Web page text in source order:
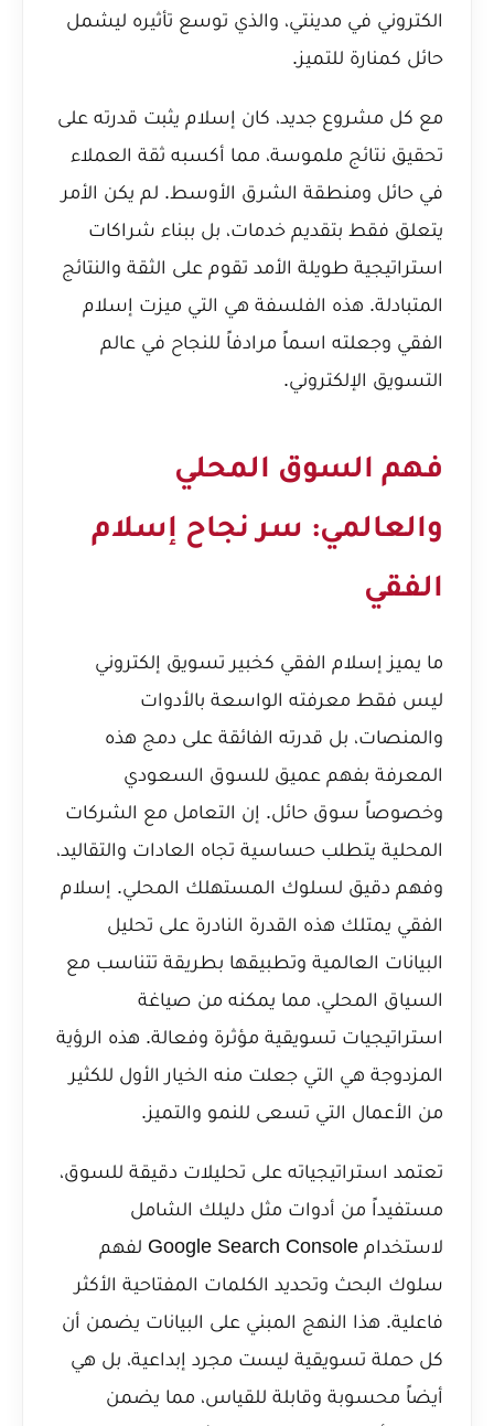
الكتروني في مدينتي، والذي توسع تأثيره ليشمل
حائل كمنارة للتميز.
مع كل مشروع جديد، كان إسلام يثبت قدرته على
تحقيق نتائج ملموسة، مما أكسبه ثقة العملاء
في حائل ومنطقة الشرق الأوسط. لم يكن الأمر
يتعلق فقط بتقديم خدمات، بل ببناء شراكات
استراتيجية طويلة الأمد تقوم على الثقة والنتائج
المتبادلة. هذه الفلسفة هي التي ميزت إسلام
الفقي وجعلته اسماً مرادفاً للنجاح في عالم
التسويق الإلكتروني.
فهم السوق المحلي
والعالمي: سر نجاح إسلام
الفقي
ما يميز إسلام الفقي كخبير تسويق إلكتروني
ليس فقط معرفته الواسعة بالأدوات
والمنصات، بل قدرته الفائقة على دمج هذه
المعرفة بفهم عميق للسوق السعودي
وخصوصاً سوق حائل. إن التعامل مع الشركات
المحلية يتطلب حساسية تجاه العادات والتقاليد،
وفهم دقيق لسلوك المستهلك المحلي. إسلام
الفقي يمتلك هذه القدرة النادرة على تحليل
البيانات العالمية وتطبيقها بطريقة تتناسب مع
السياق المحلي، مما يمكنه من صياغة
استراتيجيات تسويقية مؤثرة وفعالة. هذه الرؤية
المزدوجة هي التي جعلت منه الخيار الأول للكثير
من الأعمال التي تسعى للنمو والتميز.
تعتمد استراتيجياته على تحليلات دقيقة للسوق،
مستفيداً من أدوات مثل دليلك الشامل
لاستخدام Google Search Console
لفهم
سلوك البحث وتحديد الكلمات المفتاحية الأكثر
فاعلية. هذا النهج المبني على البيانات يضمن أن
كل حملة تسويقية ليست مجرد إبداعية، بل هي
أيضاً محسوبة وقابلة للقياس، مما يضمن